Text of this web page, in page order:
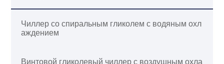
Чиллер со спиральным гликолем с водяным охл
аждением
Винтовой гликолевый чиллер с воздушным охла